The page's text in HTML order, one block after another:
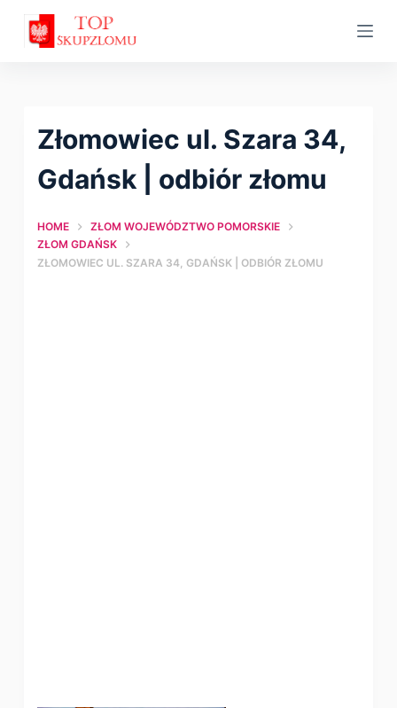
Złomowiec ul. Szara 34,
Gdańsk | оdbiór złomu
HOME
ZŁOM WOJEWÓDZTWO POMORSKIE
ZŁOM GDAŃSK
ZŁOMOWIEC UL. SZARA 34, GDAŃSK | ОDBIÓR ZŁOMU